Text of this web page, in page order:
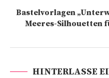
Bastelvorlagen
Meeres-Silhouetten
HINTERLASSE